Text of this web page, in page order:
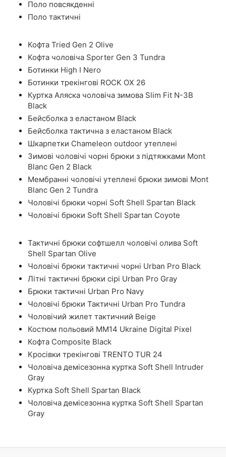
Поло повсякденні
Поло тактичні
Кофта Tried Gen 2 Olive
Кофта чоловіча Sporter Gen 3 Tundra
Ботинки High I Nero
Ботинки трекінгові ROCK OX 26
Куртка Аляска чоловіча зимова Slim Fit N-3B
Black
Бейсболка з еластаном Black
Бейсболка тактична з еластаном Black
Шкарпетки Chameleon outdoor утеплені
Зимові чоловічі чорні брюки з підтяжками Mont
Blanc Gen 2 Black
Мембранні чоловічі утеплені брюки зимові Mont
Blanc Gen 2 Tundra
Чоловічі брюки чорні Soft Shell Spartan Black
Чоловічі брюки Soft Shell Spartan Coyote
Тактичні брюки софтшелл чоловічі олива Soft
Shell Spartan Olive
Чоловічі брюки тактичні чорні Urban Pro Black
Літні тактичні брюки сірі Urban Pro Gray
Брюки тактичні Urban Pro Navy
Чоловічі брюки Тактичні Urban Pro Tundra
Чоловічий жилет тактичний Beige
Костюм польовий ММ14 Ukraine Digital Pixel
Кофта Composite Black
Кросівки трекінгові TRENTO TUR 24
Чоловіча демісезонна куртка Soft Shell Intruder
Gray
Куртка Soft Shell Spartan Black
Чоловіча демісезонна куртка Soft Shell Spartan
Gray